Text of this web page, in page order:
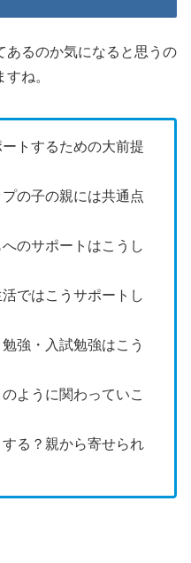
あるのか気になると思うの
ね。
トするための大前提
の子の親には共通点
のサポートはこうし
ではこうサポートし
強・入試勉強はこう
ように関わっていこ
る？親から寄せられ